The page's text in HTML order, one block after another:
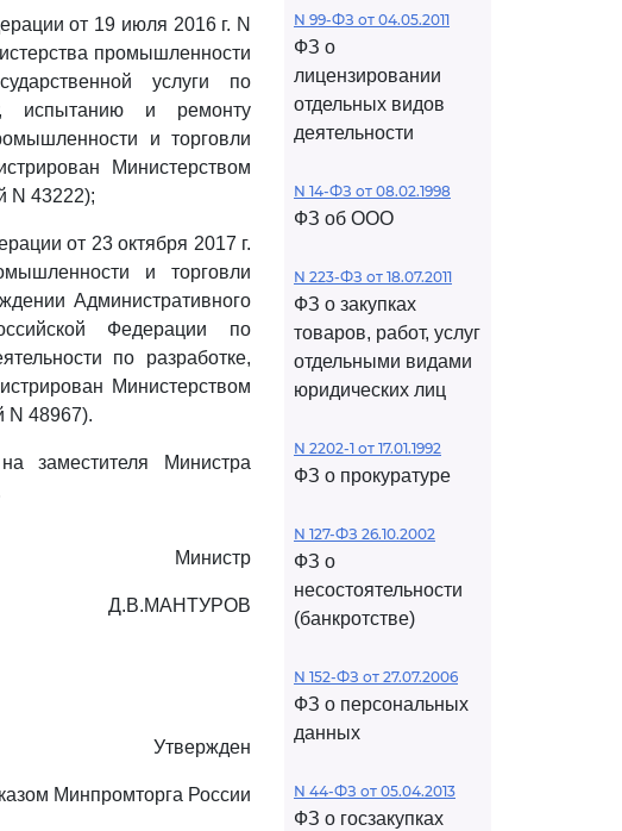
от 19 июля 2016 г. N
промышленности
услуги по
испытанию и ремонту
и торговли
Министерством
N 43222);
от 23 октября 2017 г.
и торговли
Административного
Федерации по
по разработке,
Министерством
N 48967).
заместителя Министра
Министр
Д.В.МАНТУРОВ
Утвержден
Минпромторга России
N 99-ФЗ от 04.05.2011
ФЗ о
лицензировании
отдельных видов
деятельности
N 14-ФЗ от 08.02.1998
ФЗ об ООО
N 223-ФЗ от 18.07.2011
ФЗ о закупках
товаров, работ, услуг
отдельными видами
юридических лиц
N 2202-1 от 17.01.1992
ФЗ о прокуратуре
N 127-ФЗ 26.10.2002
ФЗ о
несостоятельности
(банкротстве)
N 152-ФЗ от 27.07.2006
ФЗ о персональных
данных
N 44-ФЗ от 05.04.2013
ФЗ о госзакупках